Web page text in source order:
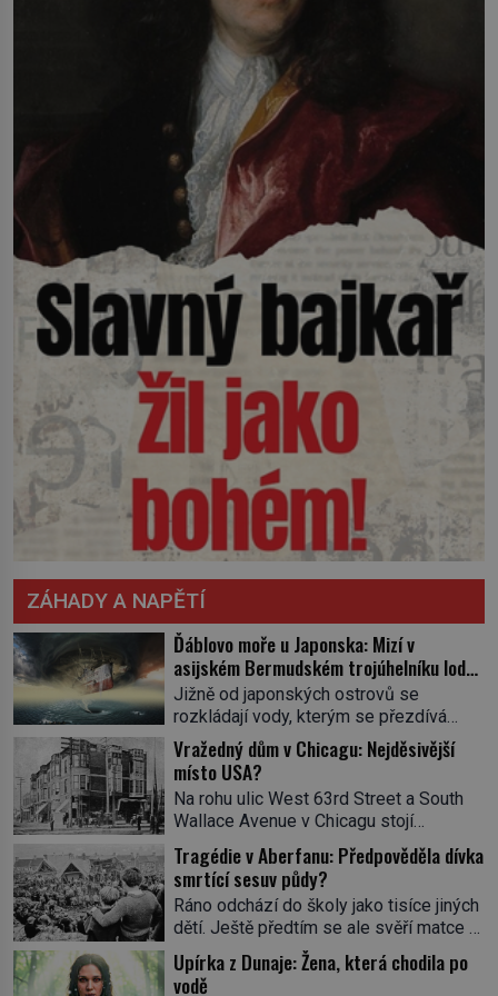
ZÁHADY A NAPĚTÍ
Ďáblovo moře u Japonska: Mizí v
asijském Bermudském trojúhelníku lodě
ve spárech neznámé síly?
Jižně od japonských ostrovů se
rozkládají vody, kterým se přezdívá
Ďáblovo moře. Vypráví se o lodích
mizejících beze stopy, podivných
světlech, zrádných proudech i mořských
dracích, kteří měli tyto končiny střežit už
v dávných legendách. Je tichomořský
Dračí trojúhelník skutečně prokletým
místem, nebo se zde jen nebezpečná
příroda proměnila v jednu z
nejpůsobivějších námořních záhad? […]
Vražedný dům v Chicagu: Nejděsivější
místo USA?
Na rohu ulic West 63rd Street a South
Wallace Avenue v Chicagu stojí
nenápadná pošta. Nemá žádný speciální
nápis ani pamětní desku. A přesto prý
místní zaměstnanci neradi chodí do
sklepa. Právě tady totiž sídlil sériový
vrah H. H. Holmes a také
nejpropracovanější past na lidi
v dějinách americké kriminalistiky.
Tragédie v Aberfanu: Předpověděla dívka
smrtící sesuv půdy?
Ráno odchází do školy jako tisíce jiných
dětí. Ještě předtím se ale svěří matce s
podivným snem. Ve škole, kterou dobře
zná, tentokrát nevidí budovu ani
Upírka z Dunaje: Žena, která chodila po
vodě